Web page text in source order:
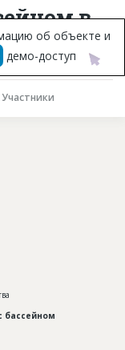
в
Участники
бассейном
об объекте и
демо-доступ